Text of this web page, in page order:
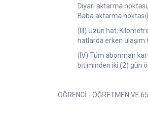
Diyarı aktarma
Baba aktarma
(III) Uzun hat;
hatlarda erken
(IV) Tüm abonman
bitiminden iki (2) gün
ÖĞRENCİ - ÖĞRETMEN VE